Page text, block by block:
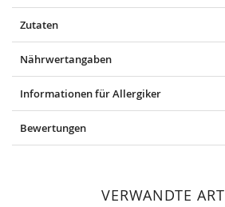
Zutaten
Nährwertangaben
Informationen für Allergiker
Bewertungen
VERWANDTE